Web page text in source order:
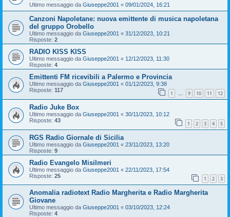
Ultimo messaggio da Giuseppe2001 « 09/01/2024, 16:21
Canzoni Napoletane: nuova emittente di musica napoletana
del gruppo Orobello
Ultimo messaggio da Giuseppe2001 « 31/12/2023, 10:21
Risposte: 2
RADIO KISS KISS
Ultimo messaggio da Giuseppe2001 « 12/12/2023, 11:30
Risposte: 4
Emittenti FM ricevibili a Palermo e Provincia
Ultimo messaggio da Giuseppe2001 « 01/12/2023, 9:38
Risposte: 117 1 … 9 10 11 12
Radio Juke Box
Ultimo messaggio da Giuseppe2001 « 30/11/2023, 10:12
Risposte: 43 1 2 3 4 5
RGS Radio Giornale di Sicilia
Ultimo messaggio da Giuseppe2001 « 23/11/2023, 13:20
Risposte: 9
Radio Evangelo Misilmeri
Ultimo messaggio da Giuseppe2001 « 22/11/2023, 17:54
Risposte: 25 1 2 3
Anomalia radiotext Radio Margherita e Radio Margherita
Giovane
Ultimo messaggio da Giuseppe2001 « 03/10/2023, 12:24
Risposte: 4